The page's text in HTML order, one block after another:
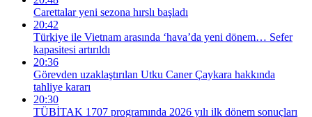
Carettalar yeni sezona hırslı başladı
20:42
Türkiye ile Vietnam arasında ‘hava’da yeni dönem… Sefer
kapasitesi artırıldı
20:36
Görevden uzaklaştırılan Utku Caner Çaykara hakkında
tahliye kararı
20:30
TÜBİTAK 1707 programında 2026 yılı ilk dönem sonuçları